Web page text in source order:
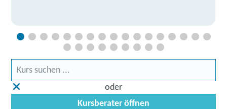
oder
Kursberater öffnen